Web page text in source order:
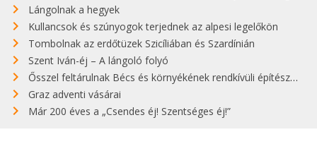
Lángolnak a hegyek
Kullancsok és szúnyogok terjednek az alpesi legelőkön
Tombolnak az erdőtüzek Szicíliában és Szardínián
Szent Iván-éj – A lángoló folyó
Ősszel feltárulnak Bécs és környékének rendkívüli építészeti kincsei
Graz adventi vásárai
Már 200 éves a „Csendes éj! Szentséges éj!”